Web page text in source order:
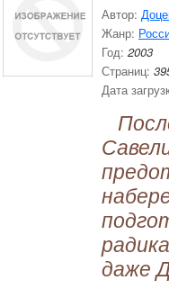
Автор:
Жанр:
Год: 2003
Страниц:
Дата
даже